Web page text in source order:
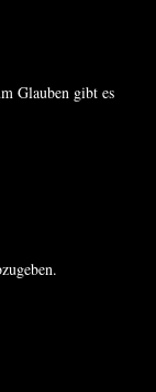
Glauben gibt es